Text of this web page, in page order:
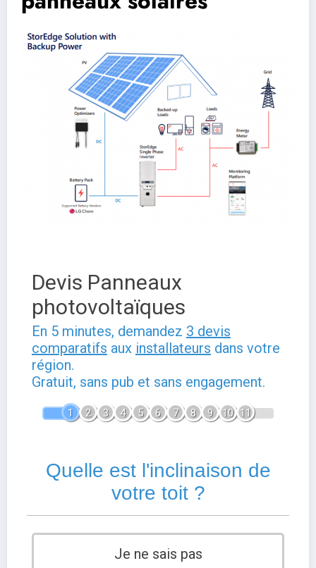
Devis Panneaux
photovoltaïques
En 5 minutes, demandez 3 devis
comparatifs aux installateurs dans votre
région.
Gratuit, sans pub et sans engagement.
1 2 3 4 5 6 7 8 9 10 11
Quelle est l'inclinaison de
votre toit ?
Je ne sais pas